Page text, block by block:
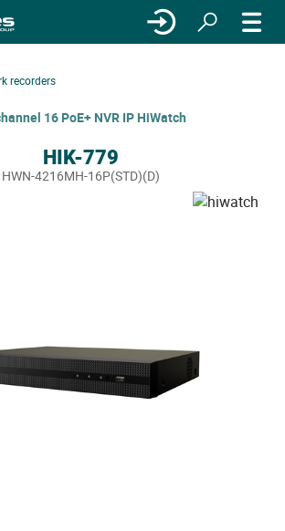
recorders
16 PoE+ NVR IP HiWatch
HIK-779
HWN-4216MH-16P(STD)(D)